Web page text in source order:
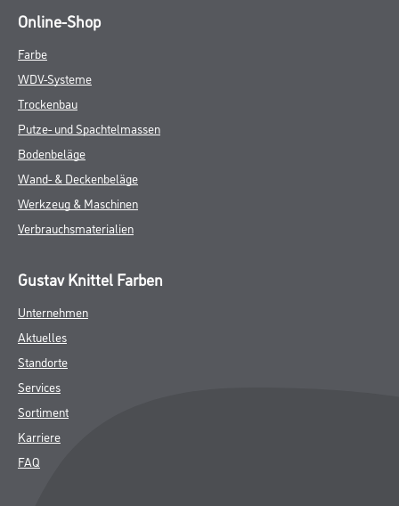
Online-Shop
Farbe
WDV-Systeme
Trockenbau
Putze- und Spachtelmassen
Bodenbeläge
Wand- & Deckenbeläge
Werkzeug & Maschinen
Verbrauchsmaterialien
Gustav Knittel Farben
Unternehmen
Aktuelles
Standorte
Services
Sortiment
Karriere
FAQ